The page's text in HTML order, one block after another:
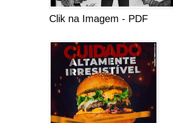
Clik na Imagem - PDF